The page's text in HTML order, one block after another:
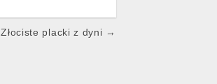
Złociste placki z dyni →